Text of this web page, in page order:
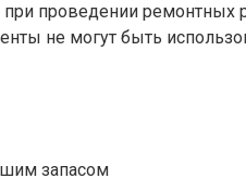
проведении ремонтных
не могут быть
запасом